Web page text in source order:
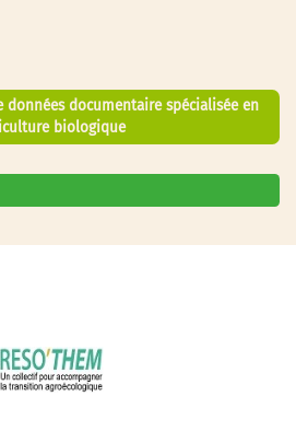
données documentaire spécialisée en
biologique